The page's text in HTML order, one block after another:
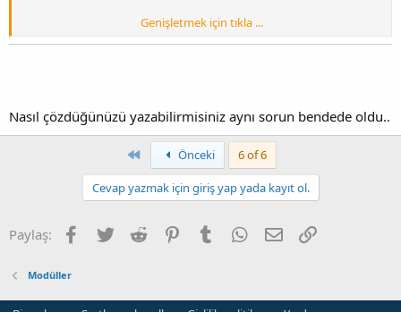
Sorun Fatihkull arkadaşımız tarafından çözülmüştür teşekkürler
izlemesi Gözükmemektedir sadece ayrıntıları gözükmekte ama
Edirne misk meyve sabunları adlı ürünlerden herhangi birini
ekledigimde ürünün ayrıntısıyla beraber resim önizlemeside
acıkcası su sekılde resimle göstereyim belki daha açıklayıcı olur
Genişletmek için tıkla ...
Nasıl çözdüğünüzü yazabilirmisiniz aynı sorun bendede oldu..
Önceki 6 of 6
Cevap yazmak için giriş yap yada kayıt ol.
Paylaş: Facebook
Twitter Reddit PinterestTumblr WhatsApp
E-posta
Modüller